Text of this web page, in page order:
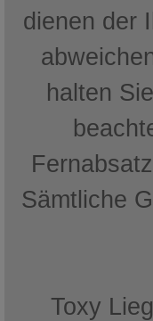
dienen der
halten
Sämtliche
Toxy